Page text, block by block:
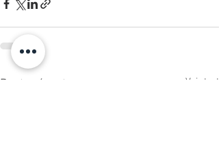
Posts récents Voir tout